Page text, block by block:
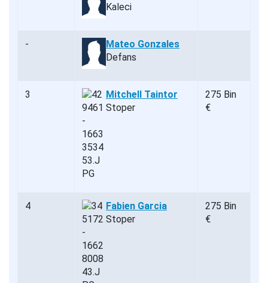
Kaleci
-
Mateo Gonzales
Defans
3
Mitchell Taintor
Stoper
275 Bin
€
4
Fabien Garcia
Stoper
275 Bin
€